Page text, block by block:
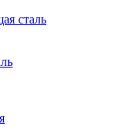
сталь